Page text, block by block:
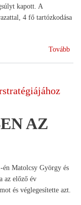
kapott. A
4 fő tartózkodása
Tovább
AZ
Matolcsy György és
az előző év
és véglegesítette azt.